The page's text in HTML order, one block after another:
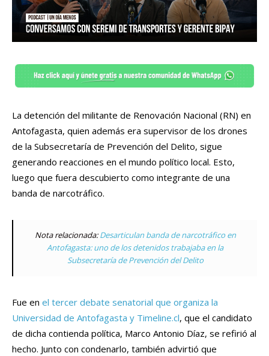
La detención del militante de Renovación Nacional (RN) en
Antofagasta, quien además era supervisor de los drones
de la Subsecretaría de Prevención del Delito, sigue
generando reacciones en el mundo político local. Esto,
luego que fuera descubierto como integrante de una
banda de narcotráfico.
Nota relacionada:Desarticulan banda de narcotráfico en
Antofagasta: uno de los detenidos trabajaba en la
Subsecretaría de Prevención del Delito
Fue en el tercer debate senatorial que organiza la
Universidad de Antofagasta y Timeline.cl, que el candidato
de dicha contienda política, Marco Antonio Díaz, se refirió al
hecho. Junto con condenarlo, también advirtió que